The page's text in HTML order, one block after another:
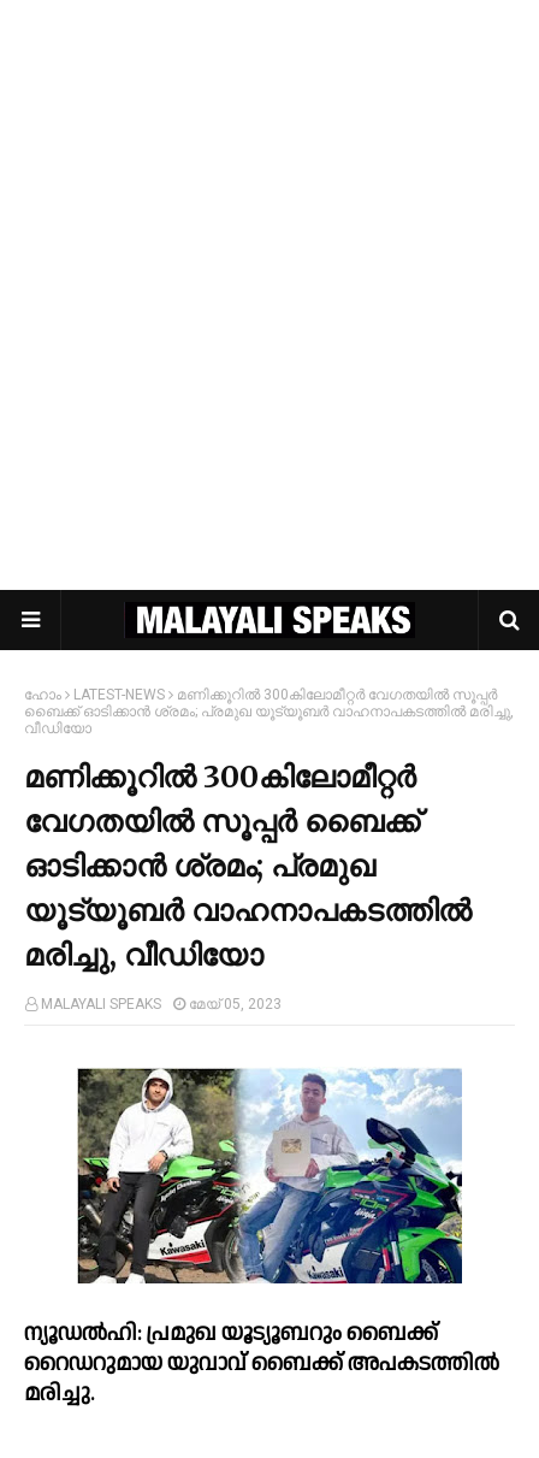
ഹോം LATEST-NEWS
മണിക്കൂറില്‍ 300കിലോമീറ്റര്‍ വേഗതയില്‍ സൂപ്പര്‍
ബെെക്ക് ഓടിക്കാന്‍ ശ്രമം; പ്രമുഖ യൂട്യൂബര്‍ വാഹനാപകടത്തില്‍ മരിച്ചു,
വീഡിയോ
മണിക്കൂറില്‍ 300കിലോമീറ്റര്‍
വേഗതയില്‍ സൂപ്പര്‍ ബെെക്ക്
ഓടിക്കാന്‍ ശ്രമം; പ്രമുഖ
യൂട്യൂബര്‍ വാഹനാപകടത്തില്‍
മരിച്ചു, വീഡിയോ
MALAYALI SPEAKS മേയ് 05, 2023
ന്യൂഡല്‍ഹി: പ്രമുഖ യൂട്യൂബറും ബെെക്ക്
റെെഡറുമായ യുവാവ് ബെെക്ക് അപകടത്തില്‍
മരിച്ചു.